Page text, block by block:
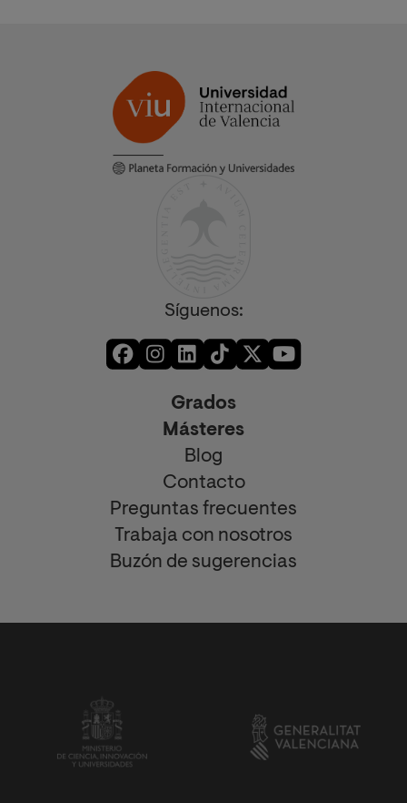
Síguenos:
Grados
Másteres
Blog
Contacto
Preguntas frecuentes
Trabaja con nosotros
Buzón de sugerencias